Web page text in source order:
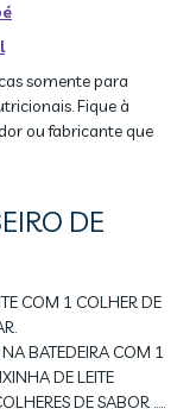
somente para
Fique à
ou fabricante que
DE
COM 1 COLHER DE
BATEDEIRA COM 1
DE LEITE
DE SABOR .....